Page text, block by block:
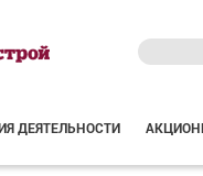
ДЕЯТЕЛЬНОСТИ